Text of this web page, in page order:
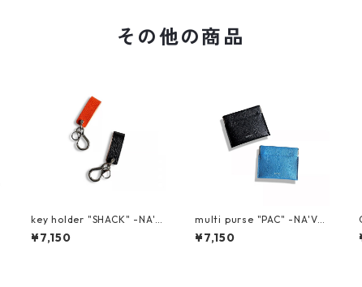
その他の商品
key holder "SHACK" -NA'V
VY-
¥7,150
multi purse "PAC" -NA'VV
Y-
¥7,150